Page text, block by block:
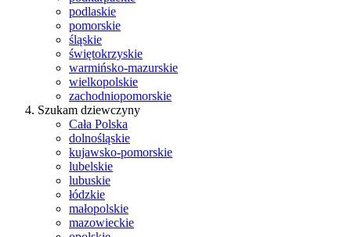
podlaskie
pomorskie
śląskie
świętokrzyskie
warmińsko-mazurskie
wielkopolskie
zachodniopomorskie
Szukam dziewczyny
Cała Polska
dolnośląskie
kujawsko-pomorskie
lubelskie
lubuskie
łódzkie
małopolskie
mazowieckie